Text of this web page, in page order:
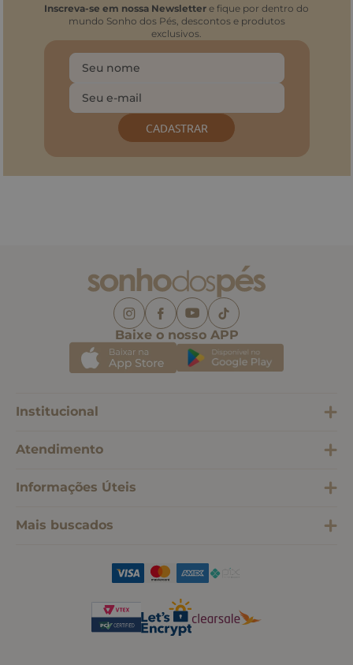
Inscreva-se em nossa Newsletter e fique por dentro do
mundo Sonho dos Pés, descontos e produtos
exclusivos.
CADASTRAR
Baixe o nosso APP
Institucional
Atendimento
Informações Úteis
Mais buscados